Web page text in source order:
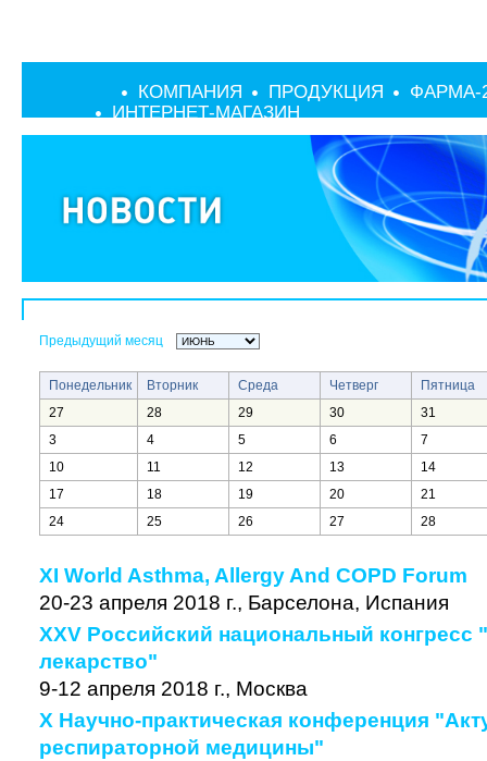
КОМПАНИЯ ПРОДУКЦИЯ
ФАРМА-
ИНТЕРНЕТ-МАГАЗИН
Предыдущий месяц
Понедельник Вторник Среда Четверг
Пятница
27
28 29 30
31
3
4 5 6
7
10
11 12 13
14
17
18 19 20
21
24
25 26 27 28
XI World Asthma, Allergy And COPD Forum
20-23 апреля 2018 г., Барселона, Испания
XXV Российский национальный конгресс
лекарство"
9-12 апреля 2018 г., Москва
X Научно-практическая конференция
респираторной медицины"